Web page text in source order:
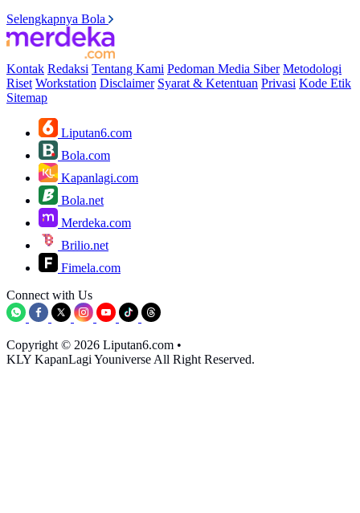
Selengkapnya Bola
Kontak Redaksi Tentang Kami Pedoman Media Siber Metodologi
Riset Workstation Disclaimer Syarat & Ketentuan Privasi Kode Etik
Sitemap
Liputan6.com
Bola.com
Kapanlagi.com
Bola.net
Merdeka.com
Brilio.net
Fimela.com
Connect with Us
Copyright © 2026 Liputan6.com •
KLY KapanLagi Youniverse All Right Reserved.